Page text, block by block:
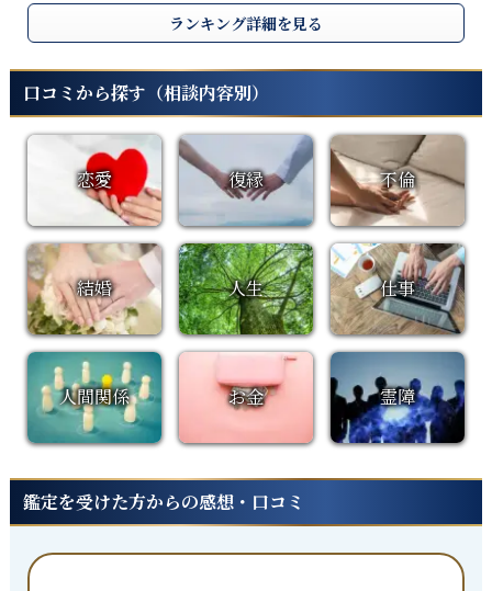
ランキング詳細を見る
口コミから探す（相談内容別）
恋愛 復縁 不倫
結婚 人生 仕事
人間関係 お金 霊障
鑑定を受けた方からの感想・口コミ